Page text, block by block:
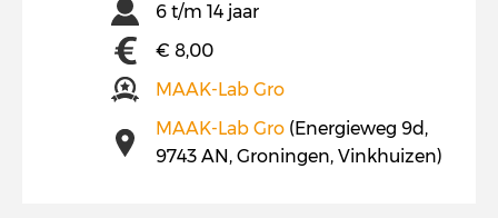
6 t/m 14 jaar
€ 8,00
MAAK-Lab Gro
MAAK-Lab Gro (Energieweg 9d,
9743 AN, Groningen, Vinkhuizen)